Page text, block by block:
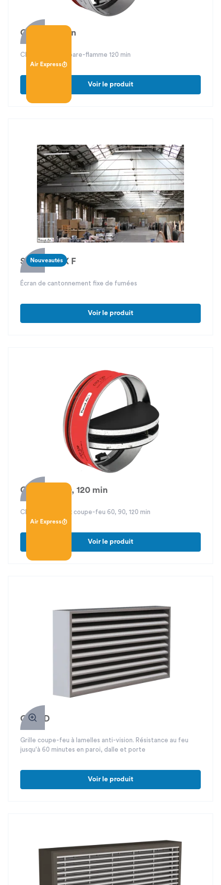
Air Express
CTPF 120 min
Clapet terminal pare-flamme 120 min
Voir le produit
Nouveautés
SMOKETEX F
Écran de cantonnement fixe de fumées
Voir le produit
Air Express
CTCF 60, 90, 120 min
Clapet terminaux coupe-feu 60, 90, 120 min
Voir le produit
GICF D
Grille coupe-feu à lamelles anti-vision. Résistance au feu
jusqu'à 60 minutes en paroi, dalle et porte
Voir le produit